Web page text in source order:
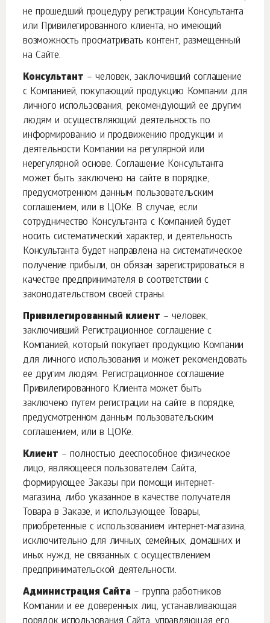
не прошедший процедуру регистрации Консультанта
или Привилегированного клиента, но имеющий
возможность просматривать контент, размещенный
на Сайте.
Консультант – человек, заключивший соглашение
с Компанией, покупающий продукцию Компании для
личного использования, рекомендующий ее другим
людям и осуществляющий деятельность по
информированию и продвижению продукции и
деятельности Компании на регулярной или
нерегулярной основе. Соглашение Консультанта
может быть заключено на сайте в порядке,
предусмотренном данным пользовательским
соглашением, или в ЦОКе. В случае, если
сотрудничество Консультанта с Компанией будет
носить систематический характер, и деятельность
Консультанта будет направлена на систематическое
получение прибыли, он обязан зарегистрироваться в
качестве предпринимателя в соответствии с
законодательством своей страны.
Привилегированный клиент – человек,
заключивший Регистрационное соглашение с
Компанией, который покупает продукцию Компании
для личного использования и может рекомендовать
ее другим людям. Регистрационное соглашение
Привилегированного Клиента может быть
заключено путем регистрации на сайте в порядке,
предусмотренном данным пользовательским
соглашением, или в ЦОКе.
Клиент – полностью дееспособное физическое
лицо, являющееся пользователем Сайта,
формирующее Заказы при помощи интернет-
магазина, либо указанное в качестве получателя
Товара в Заказе, и использующее Товары,
приобретенные с использованием интернет-магазина,
исключительно для личных, семейных, домашних и
иных нужд, не связанных с осуществлением
предпринимательской деятельности.
Администрация Сайта – группа работников
Компании и ее доверенных лиц, устанавливающая